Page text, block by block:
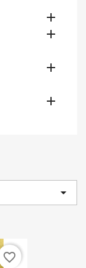





favorite_border